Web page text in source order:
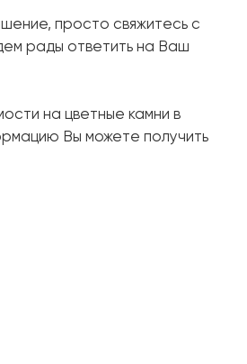
Кушон
17
просто свяжитесь с
рады ответить на Ваш
на цветные камни в
Вы можете получить